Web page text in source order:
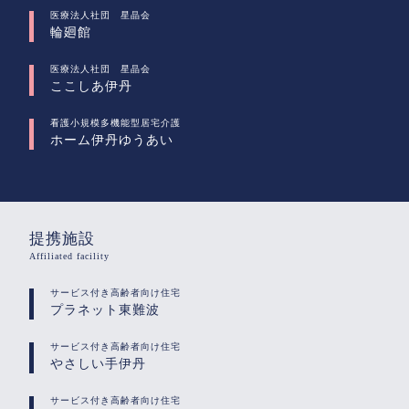
医療法人社団 星晶会
輪廻館
医療法人社団 星晶会
ここしあ伊丹
看護小規模多機能型居宅介護
ホーム伊丹ゆうあい
提携施設
Affiliated facility
サービス付き高齢者向け住宅
プラネット東難波
サービス付き高齢者向け住宅
やさしい手伊丹
サービス付き高齢者向け住宅